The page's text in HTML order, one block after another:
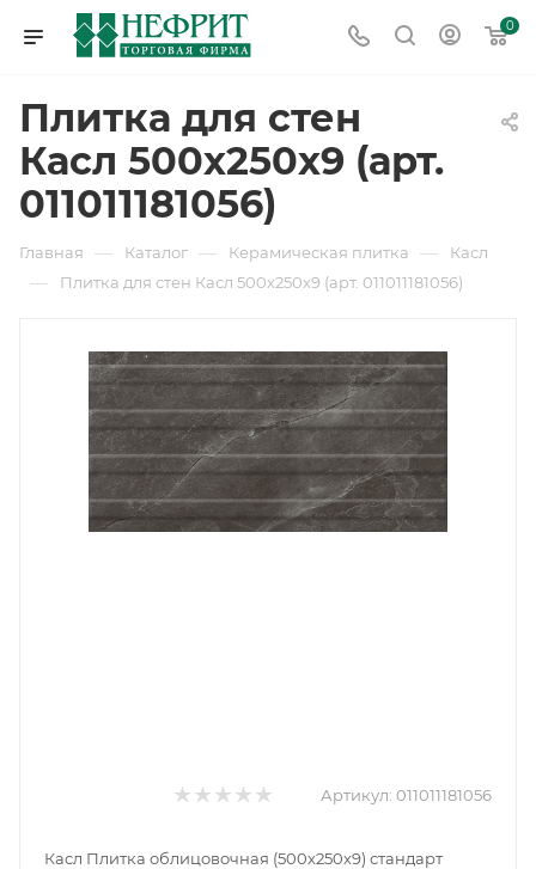
0
Плитка для стен
Касл 500х250х9 (арт.
011011181056)
Главная — Каталог — Керамическая плитка — Касл
— Плитка для стен Касл 500х250х9 (арт. 011011181056)
Артикул: 011011181056
Касл Плитка облицовочная (500х250х9) стандарт